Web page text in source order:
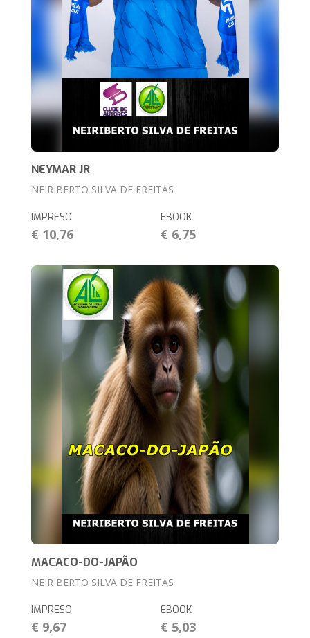
NEYMAR JR
NEIRIBERTO SILVA DE FREITAS
IMPRESO
€ 10,76
EBOOK
€ 6,75
MACACO-DO-JAPÃO
NEIRIBERTO SILVA DE FREITAS
IMPRESO
€ 9,67
EBOOK
€ 5,03